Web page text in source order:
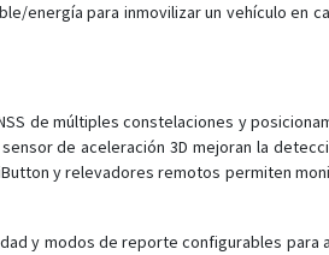
energía para inmovilizar un vehículo en
de múltiples constelaciones y
de aceleración 3D mejoran la
y relevadores remotos permiten
y modos de reporte configurables para